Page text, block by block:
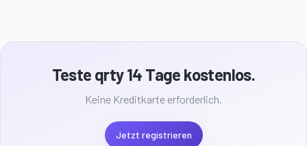
Teste qrty 14 Tage kostenlos.
Keine Kreditkarte erforderlich.
Jetzt registrieren